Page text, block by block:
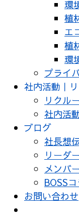
環
植
エ
植
環
プライ
社内活動｜
リクル
社内活
ブログ
社長想
リーダ
メンバ
BOSS
お問い合わせ